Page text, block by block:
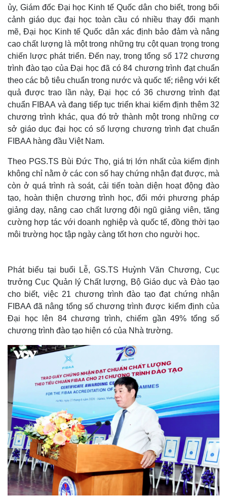
Thế giới
Quan sát
Cuộc sống đó đây
Hồ sơ
Multimedia
Video
Ảnh
E-Magazine
Infographic
ủy, Giám đốc Đại học Kinh tế Quốc dân cho biết, trong bối
cảnh giáo dục đại học toàn cầu có nhiều thay đổi mạnh
mẽ, Đại học Kinh tế Quốc dân xác định bảo đảm và nâng
cao chất lượng là một trong những trụ cột quan trọng trong
chiến lược phát triển. Đến nay, trong tổng số 172 chương
trình đào tạo của Đại học đã có 84 chương trình đạt chuẩn
theo các bộ tiêu chuẩn trong nước và quốc tế; riêng với kết
quả được trao lần này, Đại học có 36 chương trình đạt
chuẩn FIBAA và đang tiếp tục triển khai kiểm định thêm 32
chương trình khác, qua đó trở thành một trong những cơ
sở giáo dục đại học có số lượng chương trình đạt chuẩn
FIBAA hàng đầu Việt Nam.
Theo PGS.TS Bùi Đức Thọ, giá trị lớn nhất của kiểm định
không chỉ nằm ở các con số hay chứng nhận đạt được, mà
còn ở quá trình rà soát, cải tiến toàn diện hoạt động đào
tạo, hoàn thiện chương trình học, đổi mới phương pháp
giảng dạy, nâng cao chất lượng đội ngũ giảng viên, tăng
cường hợp tác với doanh nghiệp và quốc tế, đồng thời tạo
môi trường học tập ngày càng tốt hơn cho người học.
Phát biểu tại buổi Lễ, GS.TS Huỳnh Văn Chương, Cục
trưởng Cục Quản lý Chất lượng, Bộ Giáo dục và Đào tạo
cho biết, việc 21 chương trình đào tạo đạt chứng nhận
FIBAA đã nâng tổng số chương trình được kiểm định của
Đại học lên 84 chương trình, chiếm gần 49% tổng số
chương trình đào tạo hiện có của Nhà trường.